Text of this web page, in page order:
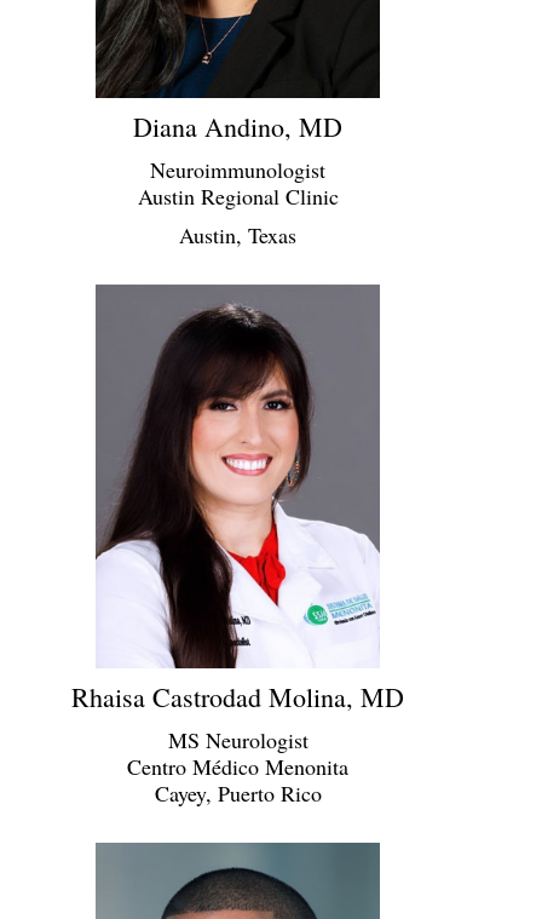
Diana Andino, MD
Neuroimmunologist
Austin Regional Clinic
Austin, Texas
Rhaisa Castrodad Molina, MD
MS Neurologist
Centro Médico Menonita
Cayey, Puerto Rico